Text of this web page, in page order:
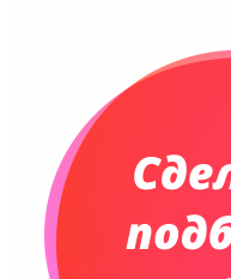
Сумки и Рюкзаки
Сумки для
Рюкзаки
Конференц-